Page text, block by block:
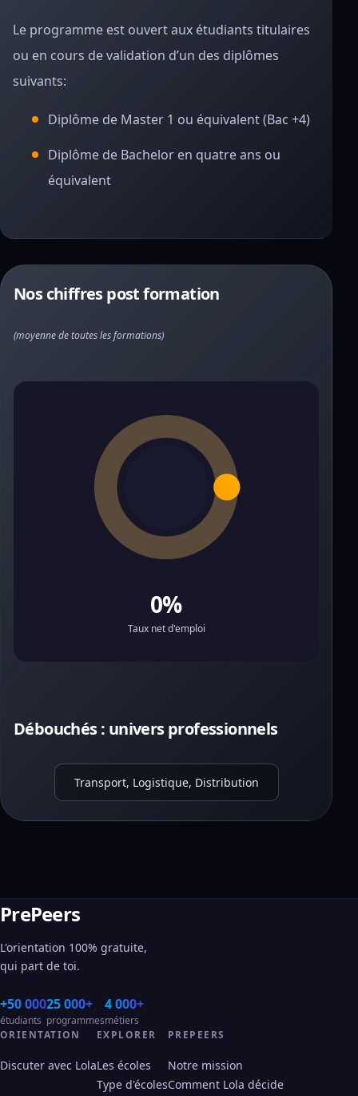
Le programme est ouvert aux étudiants titulaires
ou en cours de validation d’un des diplômes
suivants:
Diplôme de Master 1 ou équivalent (Bac +4)
Diplôme de Bachelor en quatre ans ou
équivalent
Nos chiffres post formation
(moyenne de toutes les formations)
0%
Taux net d'emploi
Débouchés : univers professionnels
Transport, Logistique, Distribution
PrePeers
L'orientation 100% gratuite,
qui part de toi.
+50 000
étudiants
25 000+
programmes
4 000+
métiers
ORIENTATION
Discuter avec Lola
EXPLORER
Les écoles
Type d'écoles
PREPEERS
Notre mission
Comment Lola décide